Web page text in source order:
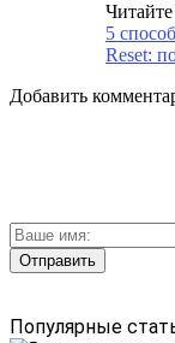
5
Reset:
Добавить
Популярные